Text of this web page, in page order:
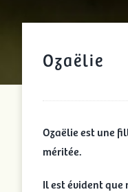
Ozaëlie
Ozaëlie est une
méritée.
Il est évident que